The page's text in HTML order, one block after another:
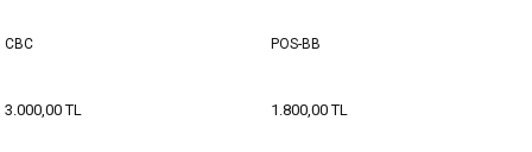
CBC
3.000,00 TL
POS-BB
1.800,00 TL